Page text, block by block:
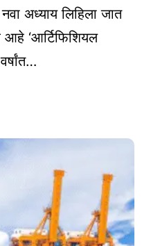
अध्याय लिहिला जात
‘आर्टिफिशियल